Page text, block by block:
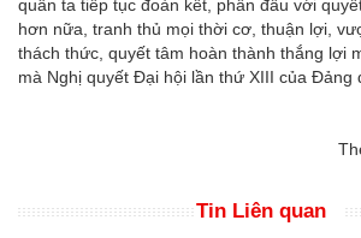
quân ta tiếp tục đoàn kết, phấn đấu với
hơn nữa, tranh thủ mọi thời cơ, thuận lợi,
thách thức, quyết tâm hoàn thành thắng lợi
mà Nghị quyết Đại hội lần thứ XIII của Đảng
Tin Liên quan